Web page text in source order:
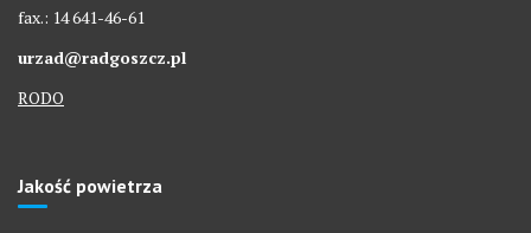
fax.: 14 641-46-61
urzad@radgoszcz.pl
RODO
Jakość powietrza